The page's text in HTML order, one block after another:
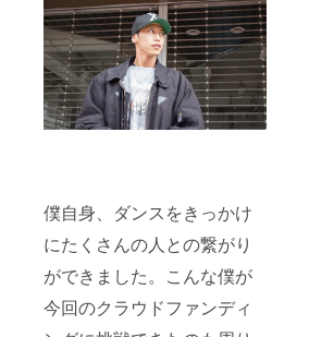
僕自身、ダンスをきっかけ
にたくさんの人との繋がり
ができました。こんな僕が
今回のクラウドファンディ